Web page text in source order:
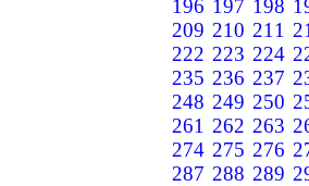
196 197 198
209 210 211
222 223 224
235 236 237
248 249 250
261 262 263
274 275 276
287 288 289